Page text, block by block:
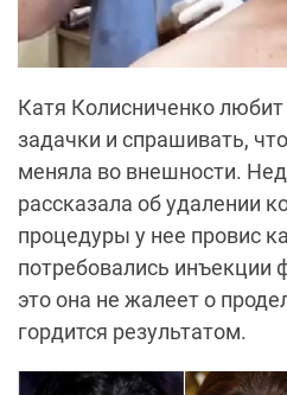
Катя Колисниченко
задачки и спрашивать,
меняла во внешности.
рассказала об удалении
процедуры у нее провис
потребовались инъекции
это она не жалеет о
гордится результатом.